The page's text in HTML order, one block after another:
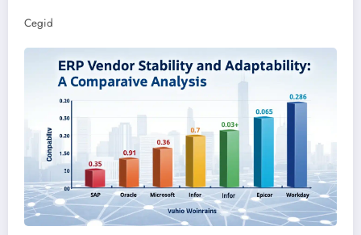
Cegid